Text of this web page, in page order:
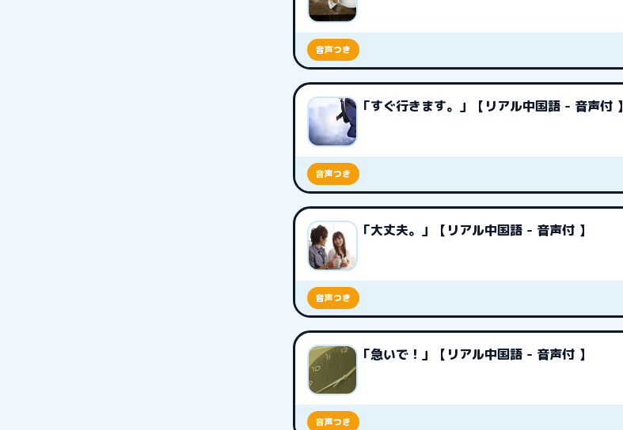
音声つき
「すぐ行きます。」【リアル中国語 - 音声付 】
音声つき
「大丈夫。」【リアル中国語 - 音声付 】
音声つき
「急いで！」【リアル中国語 - 音声付 】
音声つき